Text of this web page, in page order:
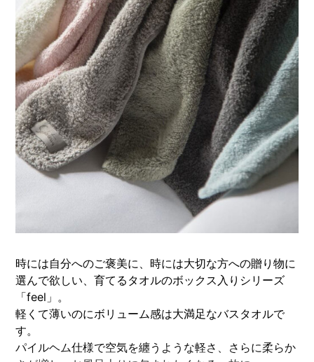
時には自分へのご褒美に、時には大切な方への贈り物に
選んで欲しい、育てるタオルのボックス入りシリーズ
「feel」。
軽くて薄いのにボリューム感は大満足なバスタオルで
す。
パイルヘム仕様で空気を纏うような軽さ、さらに柔らか